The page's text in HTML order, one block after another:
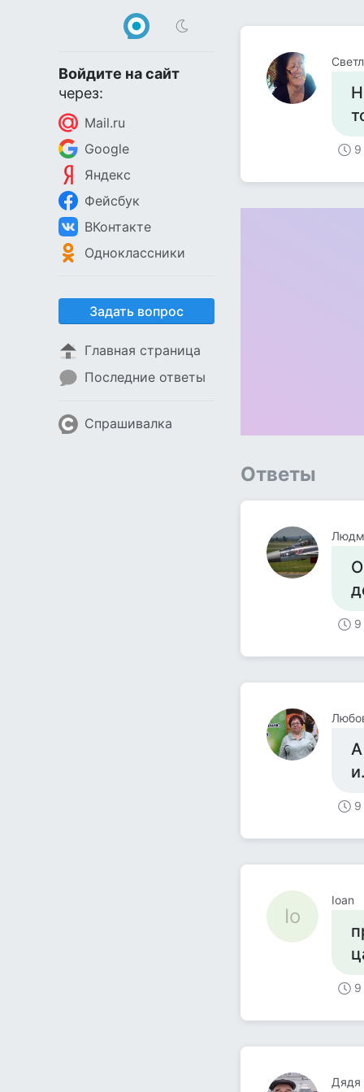
Войдите на сайт
через:
Mail.ru
Google
Яндекс
Фейсбук
ВКонтакте
Одноклассники
Задать вопрос
Главная страница
Последние ответы
Спрашивалка
9
Ответы
9
А
9
Io
Ioan
9